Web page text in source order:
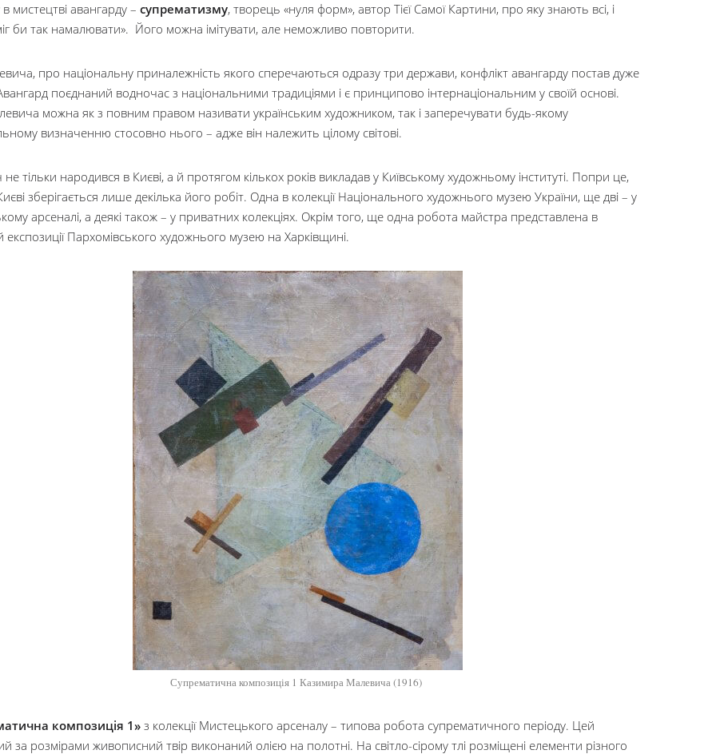
мистецтві авангарду – супрематизму, творець «нуля форм», автор Тієї Самої Картини, про яку знають всі, і
би так намалювати». Його можна імітувати, але неможливо повторити.
про національну приналежність якого сперечаються одразу три держави, конфлікт авангарду постав дуже
поєднаний водночас з національними традиціями і є принципово інтернаціональним у своїй основі.
можна як з повним правом називати українським художником, так і заперечувати будь-якому
визначенню стосовно нього – адже він належить цілому світові.
тільки народився в Києві, а й протягом кількох років викладав у Київському художньому інституті. Попри це,
зберігається лише декілька його робіт. Одна в колекції Національного художнього музею України, ще дві – у
арсеналі, а деякі також – у приватних колекціях. Окрім того, ще одна робота майстра представлена в
експозиції Пархомівського художнього музею на Харківщині.
Супрематична композиція 1 Казимира Малевича (1916)
композиція 1»з колекції Мистецького арсеналу – типова робота супрематичного періоду. Цей
за розмірами живописний твір виконаний олією на полотні. На світло-сірому тлі розміщені елементи різного